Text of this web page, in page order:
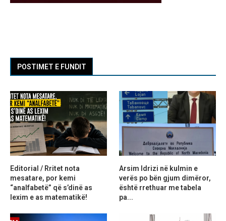
POSTIMET E FUNDIT
Editorial / Rritet nota
mesatare, por kemi
“analfabetë” që s’dinë as
lexim e as matematikë!
Arsim Idrizi në kulmin e
verës po bën gjum dimëror,
është rrethuar me tabela
pa...